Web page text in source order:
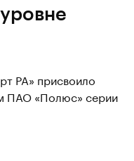
РА» присвоило
ПАО «Полюс» серии